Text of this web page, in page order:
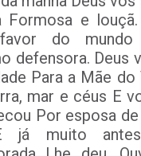
Formosa e
do
defensora. Deus
Para a Mãe
mar e céus E
Por esposa de
já muito